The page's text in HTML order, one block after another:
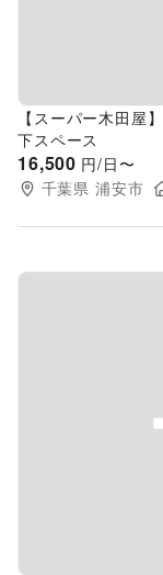
【スーパー木田屋
下スペース
16,500 円/日〜
千葉県 浦安市
Previous